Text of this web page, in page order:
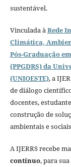
sustentável.
Vinculada àRede
Climática,
Pós-Graduação
(PPGDRS) da
(UNIOESTE), a
de diálogo
docentes,
construção de
ambientais e
A IJERRS recebe
contínuo, para